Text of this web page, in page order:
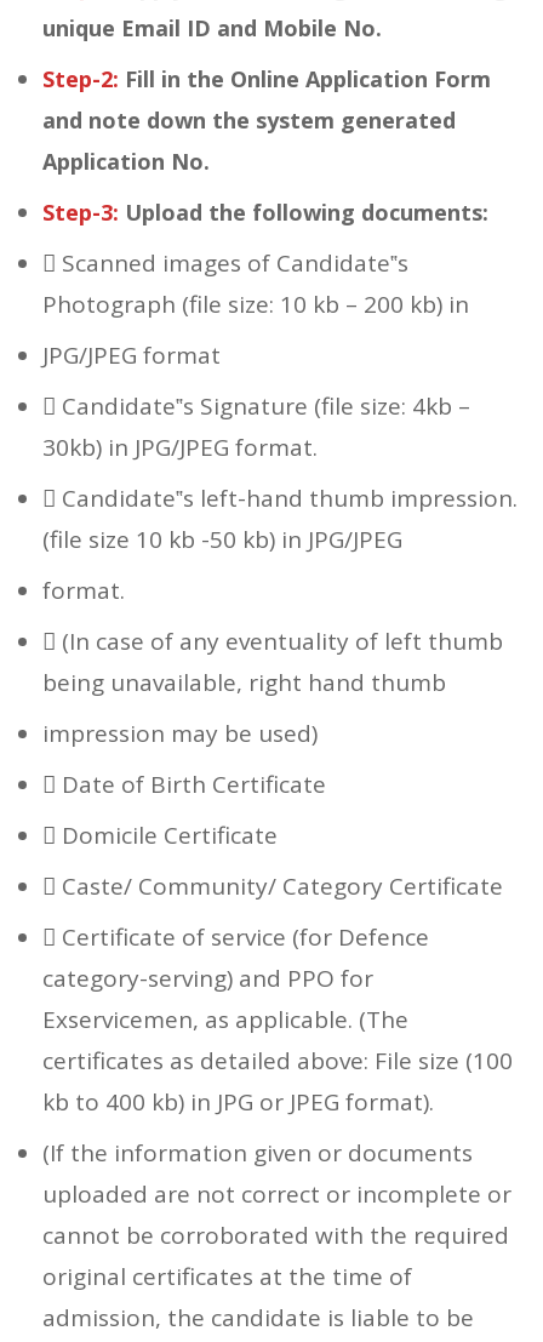
unique Email ID and Mobile No.
Step-2: Fill in the Online Application Form
and note down the system generated
Application No.
Step-3: Upload the following documents:
 Scanned images of Candidate‟s
Photograph (file size: 10 kb – 200 kb) in
JPG/JPEG format
 Candidate‟s Signature (file size: 4kb –
30kb) in JPG/JPEG format.
 Candidate‟s left-hand thumb impression.
(file size 10 kb -50 kb) in JPG/JPEG
format.
 (In case of any eventuality of left thumb
being unavailable, right hand thumb
impression may be used)
 Date of Birth Certificate
 Domicile Certificate
 Caste/ Community/ Category Certificate
 Certificate of service (for Defence
category-serving) and PPO for
Exservicemen, as applicable. (The
certificates as detailed above: File size (100
kb to 400 kb) in JPG or JPEG format).
(If the information given or documents
uploaded are not correct or incomplete or
cannot be corroborated with the required
original certificates at the time of
admission, the candidate is liable to be